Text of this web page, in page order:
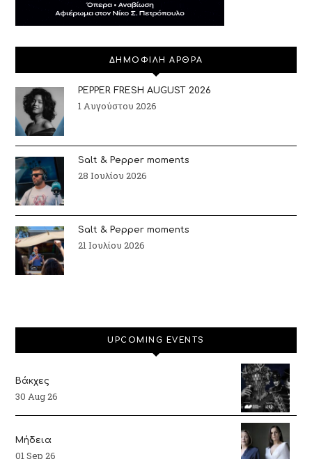
ΔΗΜΟΦΙΛΗ ΑΡΘΡΑ
PEPPER FRESH AUGUST 2026
1 Αυγούστου 2026
Salt & Pepper moments
28 Ιουλίου 2026
Salt & Pepper moments
21 Ιουλίου 2026
UPCOMING EVENTS
Βάκχες
30 Aug 26
Μήδεια
01 Sep 26